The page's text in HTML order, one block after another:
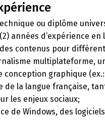
ou diplôme
années d’expérience
contenus pour
multiplateforme,
conception graphique
la langue française, tant
les enjeux sociaux;
de Windows, des